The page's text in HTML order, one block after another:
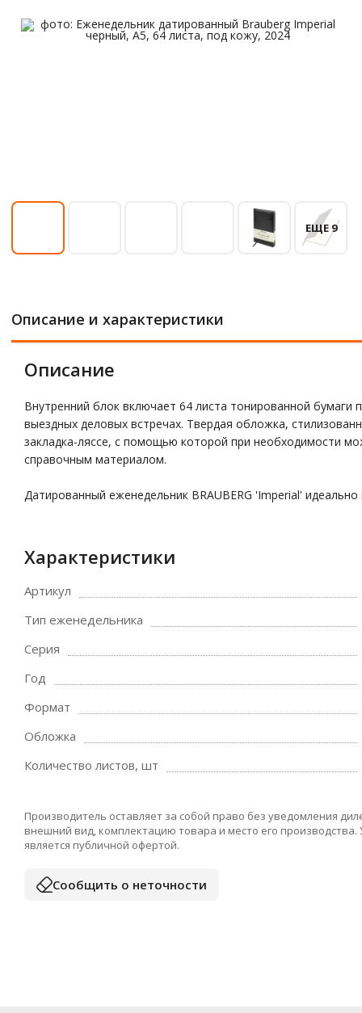
ЕЩЕ 9
Описание и характеристики
Описание
Внутренний блок включает 64 листа тонированной
выездных деловых встречах. Твердая обложка,
закладка-ляссе, с помощью которой при необходимости
справочным материалом.
Датированный еженедельник BRAUBERG 'Imperial'
Характеристики
Артикул
Тип еженедельника
Серия
Год
Формат
Обложка
Количество листов, шт
Производитель оставляет за собой право без уведомления
внешний вид, комплектацию товара и место его
является публичной офертой.
Сообщить о неточности